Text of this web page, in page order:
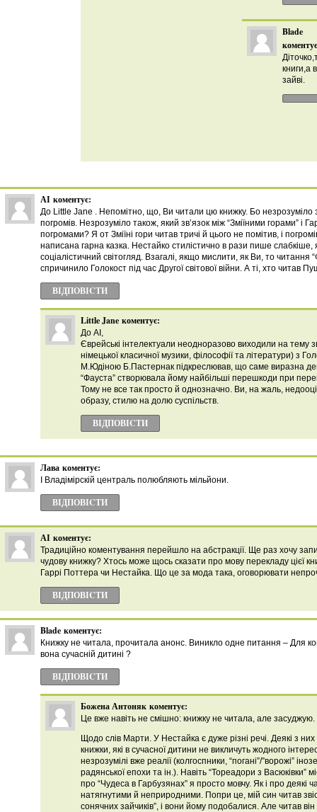
Blade
книги,а
зайві.
АІ коментує:
До Little Jane . Непомітно, що, Ви читали цю книжку. Бо незрозуміло
погромів. Незрозуміло також, який зв’язок між “Зміїними горами” і
погромами? Я от Зміїні гори читав тричі й цього не помітив, і
написана гарна казка. Нестайко стилістично в рази пише слабкіше,
соціалістичний світогляд. Взагалі, якщо мислити, як Ви, то читання
спричинило Голокост під час Другої світової війни. А ті, хто читав
ВІДПОВІCТИ
Little Jane коментує:
До АІ,
Єврейські інтелектуали неодноразово виходили на тему
німецької класичної музики, філософії та літератури) з
М.Юдіною Б.Пастернак підкреслював, що саме виразна
“Фауста” створювала йому найбільші перешкоди при
Тому не все так просто й однозначно. Ви, на жаль,
образу, стилю на долю суспільств.
ВІДПОВІCТИ
Лава коментує:
І Владімірскій централь полюбляють мільйони.
ВІДПОВІCТИ
АІ коментує:
Традиційно коментування перейшло на абстракції. Ще раз хочу
чудову книжку? Хтось може щось сказати про мову перекладу цієї
Гаррі Поттера чи Нестайка. Що це за мода така, оговорювати
ВІДПОВІCТИ
Blade коментує:
Книжку не читала, прочитала анонс. Виникло одне питання – Для
вона сучаснiй дитинi ?
ВІДПОВІCТИ
Божена Антоняк коментує:
Це вже навіть не смішно: книжку не читала, але
Щодо слів Марти. У Нестайка є дуже різні речі. Деякі з
книжки, які в сучасної дитини не викличуть жодного
незрозумілі вже реалії (колгоспники, “погані”/”ворожі”
радянської епохи та ін.). Навіть “Тореадори з Васюківки”
про “Чудеса в Гарбузянах” я просто мовчу. Як і про деякі
натягнутими й неприродними. Попри це, мій син читав
сонячних зайчиків”, і вони йому подобалися. Але читав він